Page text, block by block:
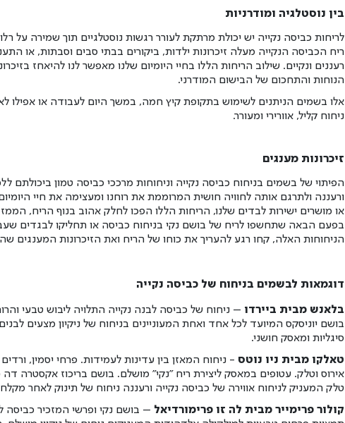
בין נוסטלגיה ומודרניות
לריחות כביסה נקייה יש יכולת מרתקת לעורר רגשות נוסטלגיים תוך שמירה על
ריח הכביסה הנקייה מעלה זיכרונות ילדות, ביקורים בבתי סבים וסבתות, או
רעננים ונקיים. שילוב הריחות הללו בחיי היומיום שלנו מאפשר לנו להיאחז
הנוחות והתחכום של הבישום המודרני.
אלו בשמים הניתנים לשימוש בתקופת קיץ חמה, במשך היום לעבודה או אפילו
ניחוח קליל, אוורירי ומעורר.
זיכרונות מענגים
הפיתוי של בשמים בניחוח כביסה נקייה וניחוחות מרככי כביסה טמון ביכולתם
ורעננה ולתרגם אותה לחוויה חושית המרוממת את רוחנו ומעצימה את חיי
או מושרים ישירות לבדים שלנו, הריחות הללו הפכו לחלק אהוב בנוף הריח,
בפעם הבאה שתחשפו לריח של בושם נקי בניחוח כביסה או תחליקו לבגדים
הניחוחות האלה, קחו רגע להעריך את כוחו של הריח ואת הזיכרונות המענגים
דוגמאות לבשמים בניחוח של כביסה נקייה
בלאנש מבית ביירדו – ניחוח של כביסה לבנה נקייה התלויה ליבוש טבעי
בושם יוניסקס המיועד לכל אחד ואחת המעוניינים בניחוח של ניקיון מצעים
סיגליות ומאסק חושני.
טאלקו מבית ניו נוטס - ניחוח המאזן בין עדינות לעמידות. פרחי יסמין,
אירוס וטלק. עטופים במאסק ליצירת ריח "נקי" מושלם. בושם בריכוז אקסטרה
טלק המעניק לניחוח אווירה של כביסה נקייה ורעננה ניחוח של תינוק לאחר
קולור פרימייר מבית לה זו פרימורדיאל – בושם נקי ופרשי המזכיר כביסה